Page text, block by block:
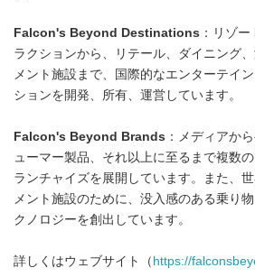
Falcon's Beyond Destinations ：リゾ
ラクションから、リテール、ダイニング
メント施設まで、国際的なエンターテイ
ションを開発、所有、運営しています。
Falcon's Beyond Brands ：メディアか
ューマー製品、それ以上に至るまで複数
ランチャイズを展開しています。また、
メント施設のために、没入感のある乗り
クノロジーを創出しています。
詳しくはウェブサイト（ https://